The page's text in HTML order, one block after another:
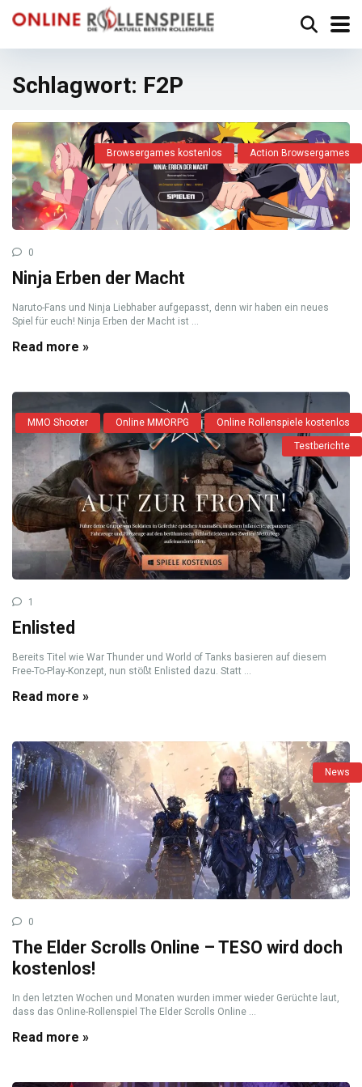
Schlagwort: F2P
Browsergames kostenlos Action Browsergames
0
Ninja Erben der Macht
Naruto-Fans und Ninja Liebhaber aufgepasst, denn wir haben ein neues
Spiel für euch! Ninja Erben der Macht ist ...
Read more »
MMO Shooter Online MMORPG Online Rollenspiele kostenlos
Testberichte
1
Enlisted
Bereits Titel wie War Thunder und World of Tanks basieren auf diesem
Free-To-Play-Konzept, nun stößt Enlisted dazu. Statt ...
Read more »
News
0
The Elder Scrolls Online – TESO wird doch
kostenlos!
In den letzten Wochen und Monaten wurden immer wieder Gerüchte laut,
dass das Online-Rollenspiel The Elder Scrolls Online ...
Read more »